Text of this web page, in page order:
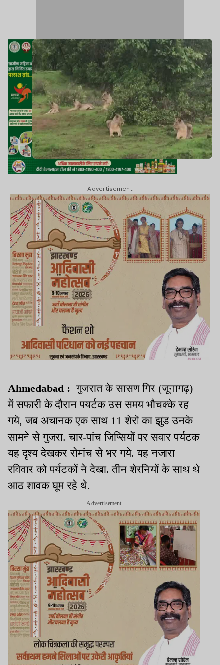
Advertisement
Ahmedabad :गुजरात के सासण गिर (जूनागढ़)
में सफारी के दौरान पयर्टक उस समय भौचक्के रह
गये, जब अचानक एक साथ 11 शेरों का झुंड उनके
सामने से गुजरा. चार-पांच जिप्सियों पर सवार पर्यटक
यह दृश्य देखकर रोमांच से भर गये. यह नजारा
रविवार को पर्यटकों ने देखा. तीन शेरनियों के साथ थे
आठ शावक घूम रहे थे.
Advertisement